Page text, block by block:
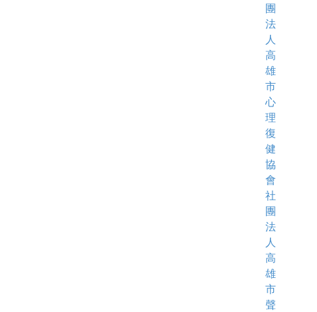
團
法
人
高
雄
市
心
理
復
健
協
會
社
團
法
人
高
雄
市
聲